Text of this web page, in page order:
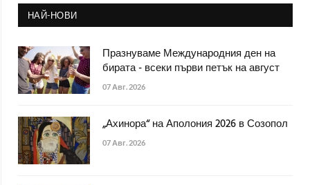
НАЙ-НОВИ
Празнуваме Международния ден на
бирата - всеки първи петък на август
07 Авг. 2026
„Ахинора“ на Аполония 2026 в Созопол
07 Авг. 2026